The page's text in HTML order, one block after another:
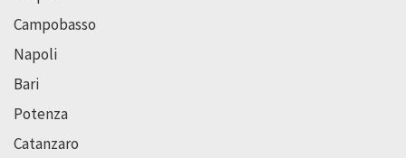
Campobasso
Napoli
Bari
Potenza
Catanzaro